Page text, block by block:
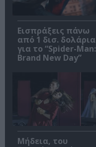
Εισπράξεις πάνω
από 1 δισ. δολάρια
για το “Spider-Man:
Brand New Day”
Μήδεια, του